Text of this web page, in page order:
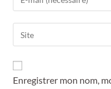
Enregistrer mon nom,